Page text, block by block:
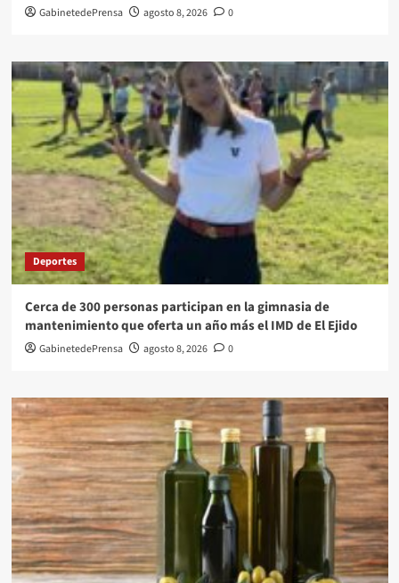
GabinetedePrensa agosto 8, 2026 0
Deportes
Cerca de 300 personas participan en la gimnasia de
mantenimiento que oferta un año más el IMD de El Ejido
GabinetedePrensa agosto 8, 2026 0